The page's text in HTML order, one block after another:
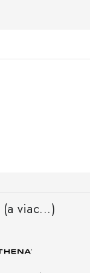
(a viac...)